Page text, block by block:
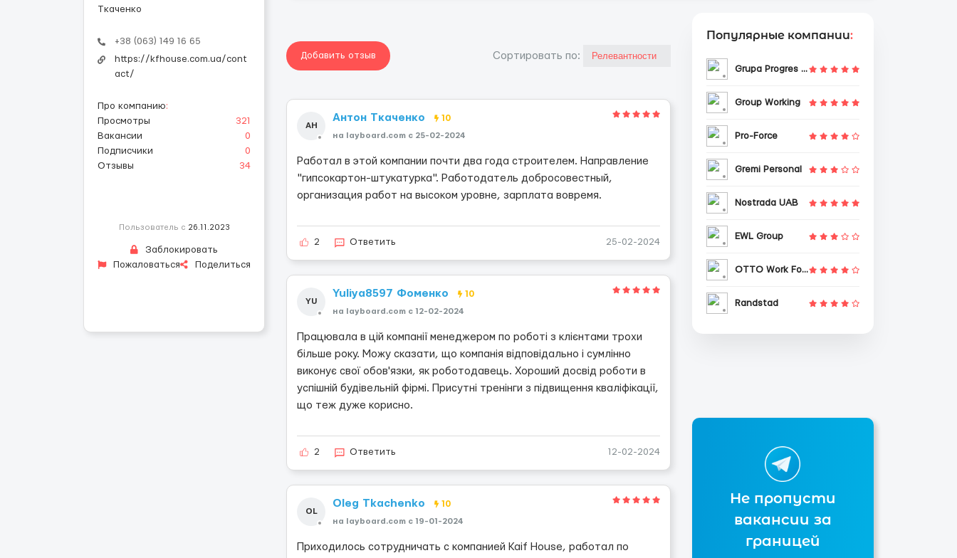
Ткаченко
+38 (063) 149 16 65
https://kfhouse.com.ua/cont
act/
Про компанию:
Просмотры
321
Вакансии
0
Подписчики
0
Отзывы
34
Пользователь с 26.11.2023
Заблокировать
Пожаловаться
Поделиться
Добавить отзыв Cортировать по:
АН
Антон Ткаченко 10
на layboard.com c 25-02-2024
Работал в этой компании почти два года строителем. Направление
"гипсокартон-штукатурка". Работодатель добросовестный,
организация работ на высоком уровне, зарплата вовремя.
2 Ответить 25-02-2024
YU
Yuliya8597 Фоменко 10
на layboard.com c 12-02-2024
Працювала в цій компанії менеджером по роботі з клієнтами трохи
більше року. Можу сказати, що компанія відповідально і сумлінно
виконує свої обов'язки, як роботодавець. Хороший досвід роботи в
успішній будівельній фірмі. Присутні тренінги з підвищення кваліфікації,
що теж дуже корисно.
2 Ответить 12-02-2024
OL
Oleg Tkachenko 10
на layboard.com c 19-01-2024
Приходилось сотрудничать с компанией Kaif House, работал по
Популярные компании:
Grupa Progres Sp. z o.o.
Group Working
Pro-Force
Gremi Personal
Nostrada UAB
EWL Group
OTTO Work Force
Randstad
Не пропусти
вакансии за
границей